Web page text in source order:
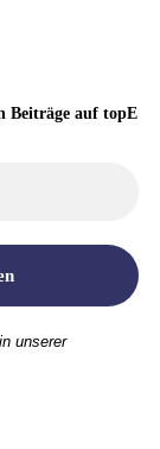
Beiträge auf topE
unserer